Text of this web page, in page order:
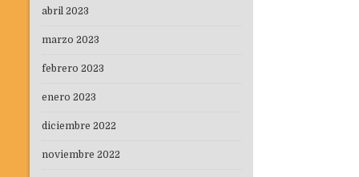
abril 2023
marzo 2023
febrero 2023
enero 2023
diciembre 2022
noviembre 2022